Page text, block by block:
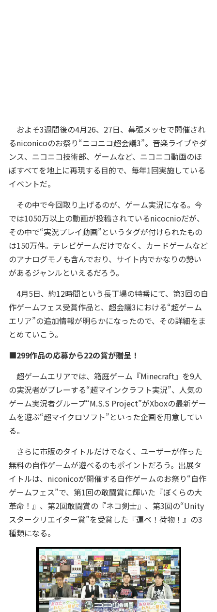
およそ3週間後の4月26、27日、幕張メッセで開催され
るniconicoのお祭り“ニコニコ超会議3”。音楽ライブやダ
ンス、ニコニコ技術部、ゲームなど、ニコニコ動画のほ
ぼすべてを地上に再現する目的で、毎年1回実施している
イベントだ。
その中で今回取り上げるのが、ゲーム実況になる。今
では1050万以上の動画が投稿されているnicocnioだが、
その中で“実況プレイ動画”というタグが付けられたもの
は150万件。テレビゲームだけでなく、カードゲームなど
のアナログモノも含んでおり、サイト内でかなりの勢い
があるジャンルといえるだろう。
4月5日、約12時間という長丁場の特番にて、第3回の自
作ゲームフェス受賞作品と、超会議3における“超ゲーム
エリア”の追加情報が明らかになったので、その詳細をま
とめていこう。
■299作品の応募から22の賞が贈呈！
超ゲームエリアでは、箱庭ゲーム『Minecraft』を9人
の実況者がプレーする“超マインクラフト実況”、人気の
ゲーム実況者グループ“M.S.S Project”がXboxの最新ゲー
ムを遊ぶ“超マイクロソフト”といった企画を用意してい
る。
さらに市販のタイトルだけでなく、ユーザーが作った
無料の自作ゲームが遊べるのもポイントだろう。出展タ
イトルは、niconicoが開催する自作ゲームのお祭り“自作
ゲームフェス”で、第1回の敢闘賞に輝いた『ぼくらの大
革命！』、第2回敢闘賞の『ネコ剣士』、第3回の“Unity
スタークリエイター賞”を受賞した『運べ！荷物！』の3
種類になる。